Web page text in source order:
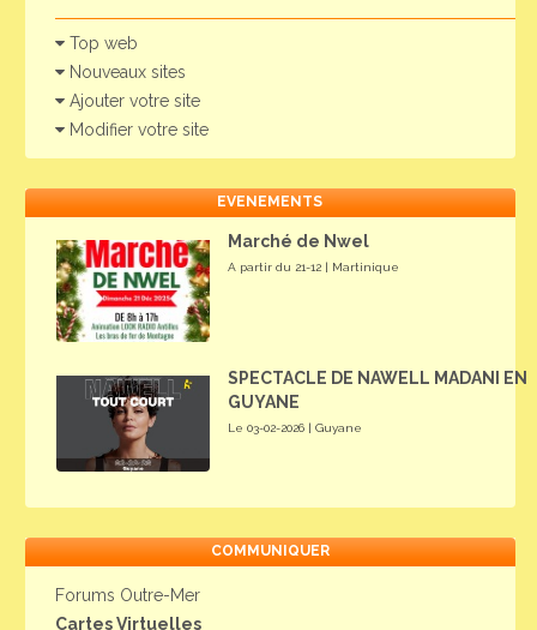
Top web
Nouveaux sites
Ajouter votre site
Modifier votre site
EVENEMENTS
Marché de Nwel
A partir du 21-12 | Martinique
SPECTACLE DE NAWELL MADANI EN
GUYANE
Le 03-02-2026 | Guyane
COMMUNIQUER
Forums Outre-Mer
Cartes Virtuelles